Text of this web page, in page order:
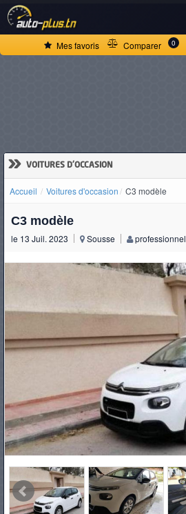
Mes favoris Comparer 0
» VOITURES D'OCCASION
Accueil Voitures d'occasion C3 modèle
C3 modèle
le 13 Juil. 2023 Sousse professionnel
ACCUEIL
D'OCCASION